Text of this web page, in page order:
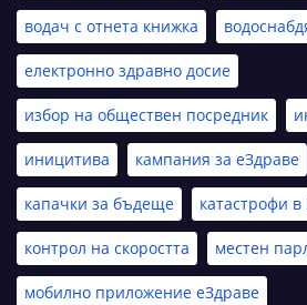
водач с отнета книжка
електронно здравно досие
избор на обществен посредник
иницитива кампания за еЗдраве
капачки за бъдеще катастрофи
контрол на скоростта местен
мобилно приложение еЗдраве